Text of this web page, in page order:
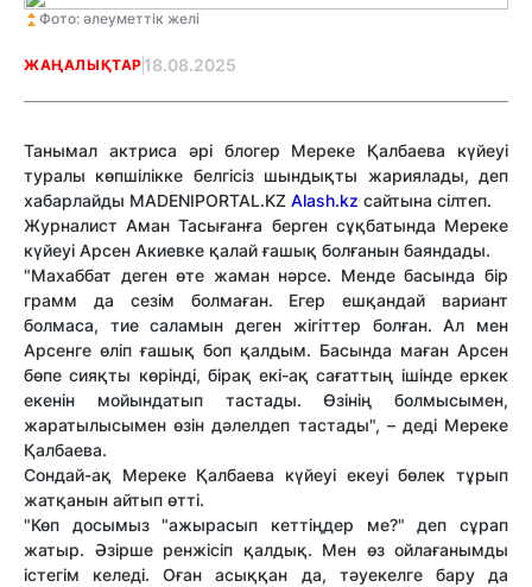
Фото: әлеуметтік желі
ЖАҢАЛЫҚТАР 18.08.2025
Танымал актриса әрі блогер Мереке Қалбаева күйеуі
туралы көпшілікке белгісіз шындықты жариялады, деп
хабарлайды MADENIPORTAL.KZ Alash.kz сайтына сілтеп.
Журналист Аман Тасығанға берген сұқбатында Мереке
күйеуі Арсен Акиевке қалай ғашық болғанын баяндады.
"Махаббат деген өте жаман нәрсе. Менде басында бір
грамм да сезім болмаған. Егер ешқандай вариант
болмаса, тие саламын деген жігіттер болған. Ал мен
Арсенге өліп ғашық боп қалдым. Басында маған Арсен
бөпе сияқты көрінді, бірақ екі-ақ сағаттың ішінде еркек
екенін мойындатып тастады. Өзінің болмысымен,
жаратылысымен өзін дәлелдеп тастады", – деді Мереке
Қалбаева.
Сондай-ақ Мереке Қалбаева күйеуі екеуі бөлек тұрып
жатқанын айтып өтті.
"Көп досымыз "ажырасып кеттіңдер ме?" деп сұрап
жатыр. Әзірше ренжісіп қалдық. Мен өз ойлағанымды
істегім келеді. Оған асыққан да, тәуекелге бару да